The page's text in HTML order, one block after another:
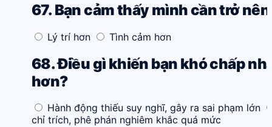
67. Bạn cảm thấy mình cần trở
Lý trí hơn Tình cảm hơn
68. Điều gì khiến bạn khó chấp
hơn?
Hành động thiếu suy nghĩ, gây ra sai phạm lớn
chỉ trích, phê phán nghiêm khắc quá mức